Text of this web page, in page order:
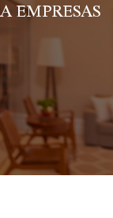
EMPRESAS